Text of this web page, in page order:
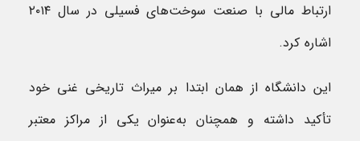
ارتباط مالی با صنعت سوخت‌های فسیلی در سال ۲۰۱۴
اشاره کرد.
این دانشگاه از همان ابتدا بر میراث تاریخی غنی خود
تأکید داشته و همچنان به‌عنوان یکی از مراکز معتبر